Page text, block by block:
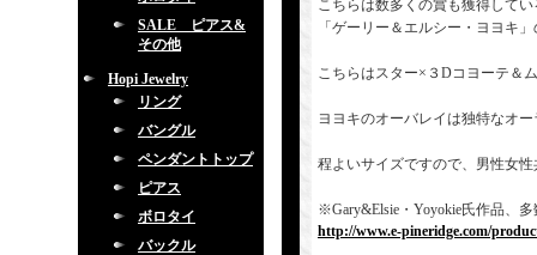
SALE ピアス&
その他
Hopi Jewelry
リング
バングル
ペンダントトップ
ピアス
ボロタイ
バックル
こちらは数多くの賞も獲得して
「ゲーリー＆エルシー・ヨヨキ
こちらはスター×３Dコヨーテ＆
ヨヨキのオーバレイは独特なオ
程よいサイズですので、男性女
※Gary&Elsie・Yoyokie氏作品、
http://www.e-pineridge.com/